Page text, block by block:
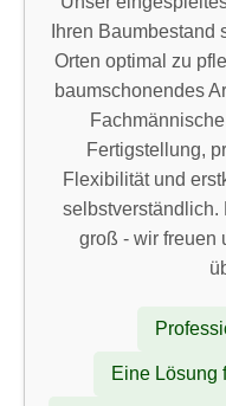
Ihren
Orten optimal zu
baumschonendes
Fertigstellung,
Flexibilität und
selbstverständlich.
groß - wir freuen
Eine Lösung